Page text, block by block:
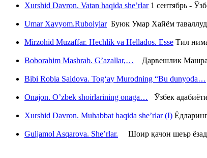
Xurshid Davron. Vatan haqida she’rlar1 сентябрь -
Umar Xayyom.RuboiylarБуюк Умар Хайём
Mirzohid Muzaffar. Hechlik va Hellados. Esse Тил
Boborahim Mashrab. G’azallar,… Дарвешлик
Bibi Robia Saidova. Tog‘ay Murodning “Bu dunyoda…
Onajon. O’zbek shoirlarining onaga… Ўзбек
Xurshid Davron. Muhabbat haqida she’rlar (I)
Guljamol Asqarova. She’rlar. Шоир қачон шеър